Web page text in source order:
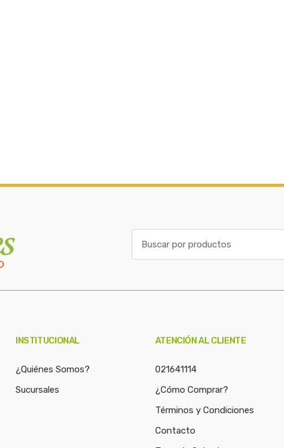
a
INSTITUCIONAL
¿Quiénes Somos?
Sucursales
ATENCIÓN AL CLIENTE
021641114
¿Cómo Comprar?
Términos y Condiciones
Contacto